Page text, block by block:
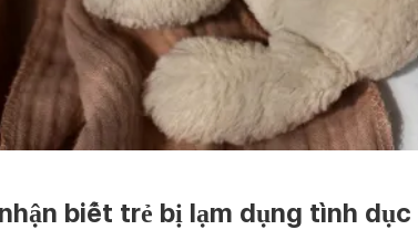
biết trẻ bị lạm dụng tình dục